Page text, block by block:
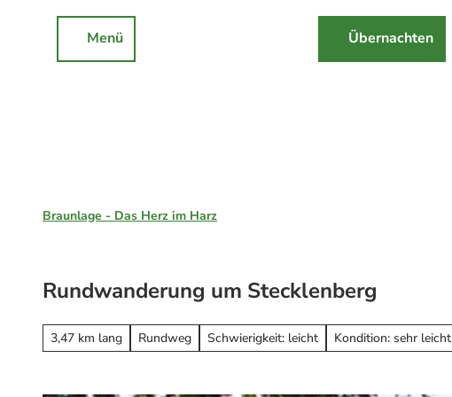
Menü
Sankt Andreasberg
Hohegeiß
Nationalpark Harz
Erleben
Alle Erlebnisse
Wandern
Übernachten
Braunlage - Das Herz im Harz
Rundwanderung um Stecklenberg
3,47 km lang Rundweg Schwierigkeit: leicht Kondition: sehr leicht